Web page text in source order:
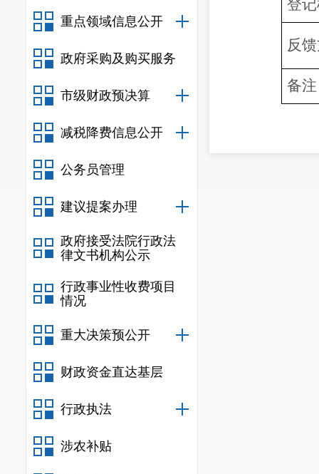
重点领域信息公开
政府采购及购买服务
市级财政预决算
减税降费信息公开
公务员管理
建议提案办理
政府接受法院行政法
律文书机构公示
行政事业性收费项目
情况
重大决策预公开
财政资金直达基层
行政执法
涉农补贴
登
反
备注